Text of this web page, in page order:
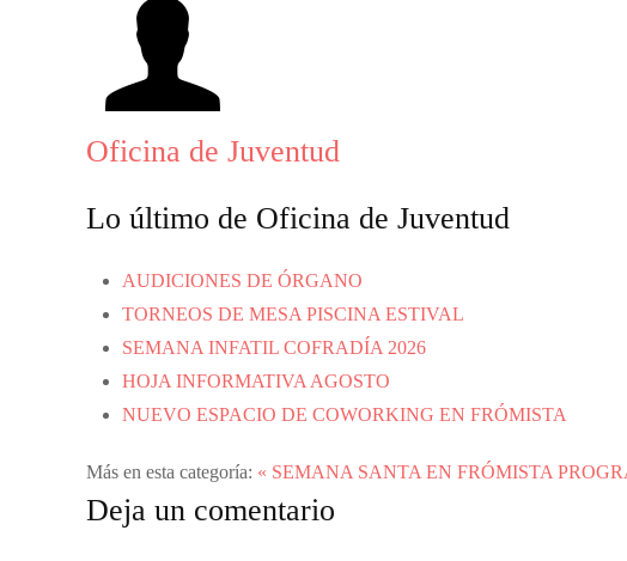
Oficina de Juventud
Lo último de Oficina de Juventud
AUDICIONES DE ÓRGANO
TORNEOS DE MESA PISCINA ESTIVAL
SEMANA INFATIL COFRADÍA 2026
HOJA INFORMATIVA AGOSTO
NUEVO ESPACIO DE COWORKING EN FRÓMISTA
Más en esta categoría: « SEMANA SANTA EN FRÓMISTA
Deja un comentario